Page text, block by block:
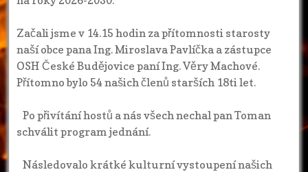
Začali jsme v 14.15 hodin za přítomnosti starosty
naší obce pana Ing. Miroslava Pavlíčka a zástupce
OSH České Budějovice paní Ing. Věry Machové.
Přítomno bylo 54 našich členů starších 18ti let.
Po přivítání hostů a nás všech nechal pan Toman
schválit program jednání.
Následovalo krátké kulturní vystoupení našich